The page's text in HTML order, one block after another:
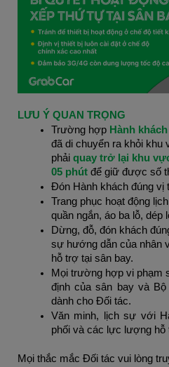
LƯU Ý QUAN TRỌNG
Trường hợp Hành
đã di chuyển ra khỏi
phải quay trở lại khu
05 phút để giữ được số
Đón Hành khách đúng vị
Trang phục hoạt động
quần ngắn, áo ba lỗ, dép
Dừng, đỗ, đón khách
sự hướng dẫn của nhân
hỗ trợ tại sân bay.
Mọi trường hợp vi phạm
định của sân bay và
dành cho Đối tác.
Văn minh, lịch sự với
phối và các lực lượng hỗ
Mọi thắc mắc Đối tác vui lòng